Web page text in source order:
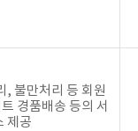
, 불만처리 등 회원
경품배송 등의 서
제공